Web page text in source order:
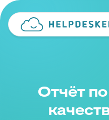
Отчёт